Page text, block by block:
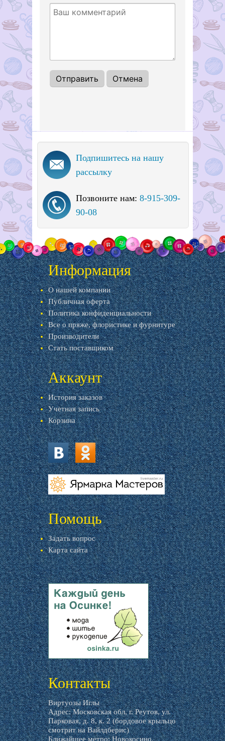
Подпишитесь на нашу
рассылку
Позвоните нам: 8-915-309-
90-08
Информация
О нашей компании
Публичная оферта
Политика конфиденциальности
Все о пряже, флористике и фурнитуре
Производители
Стать поставщиком
Аккаунт
История заказов
Учетная запись
Корзина
vk.com ok.ru
livemaster.ru
Помощь
Задать вопрос
Карта сайта
livemaster.ru
Контакты
Виртуозы Иглы
Адрес: Московская обл, г. Реутов, ул.
Парковая, д. 8, к. 2 (бордовое крыльцо
смотрит на Вайлдберис)
Ближайшее метро: Новокосино.